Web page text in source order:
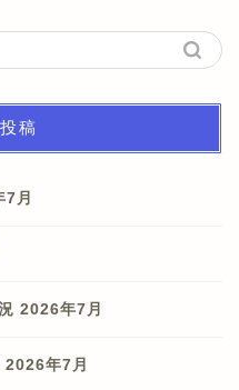
稿
月
2026年7月
年7月